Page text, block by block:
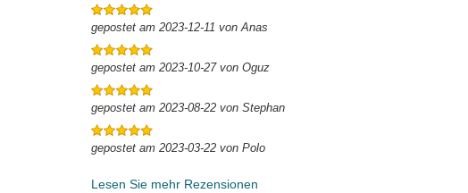
gepostet am 2023-12-11 von Anas
gepostet am 2023-10-27 von Oguz
gepostet am 2023-08-22 von Stephan
gepostet am 2023-03-22 von Polo
Lesen Sie mehr Rezensionen